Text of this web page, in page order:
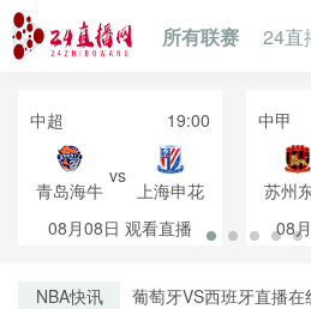
所有联赛 24直
中超 19:00
青岛海牛
vs
上海申花
08月08日 观看直播
中甲
苏州
08
NBA快讯
葡萄牙VS西班牙直播